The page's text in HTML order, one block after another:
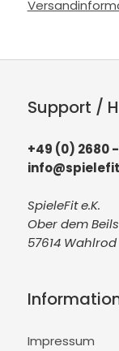
Support /
+49 (0) 2680
SpieleFit e.K.
Ober dem
57614 Wahlrod
Impressum